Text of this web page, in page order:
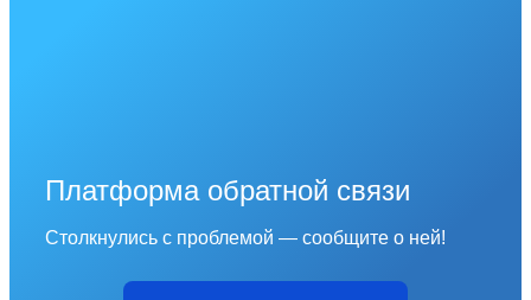
Платформа обратной связи
Столкнулись с проблемой — сообщите о ней!